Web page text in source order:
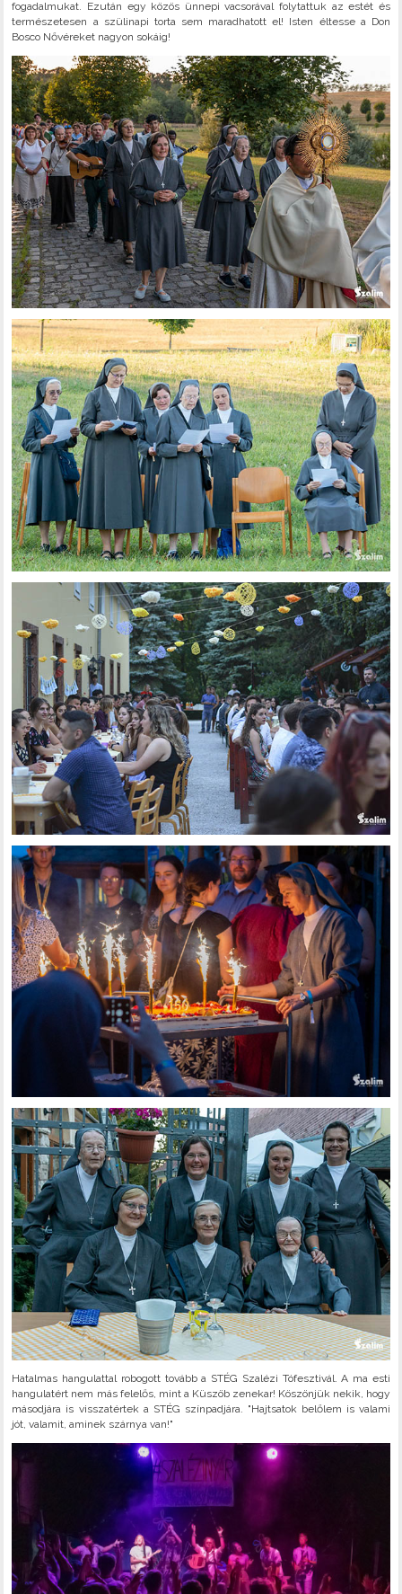
fogadalmukat. Ezután egy közös ünnepi vacsorával folytattuk az estét és
természetesen a szülinapi torta sem maradhatott el! Isten éltesse a Don
Bosco Nővéreket nagyon sokáig!
Hatalmas hangulattal robogott tovább a STÉG Szalézi Tófesztivál. A ma esti
hangulatért nem más felelős, mint a Küszöb zenekar! Köszönjük nekik, hogy
másodjára is visszatértek a STÉG színpadjára. "Hajtsatok belőlem is valami
jót, valamit, aminek szárnya van!"